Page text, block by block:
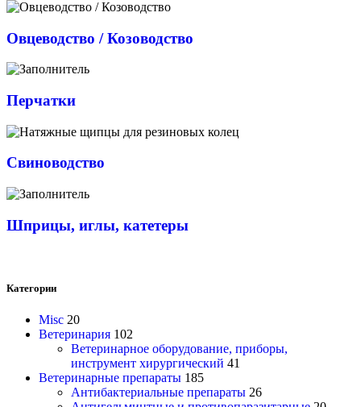
Овцеводство / Козоводство
Перчатки
Свиноводство
Шприцы, иглы, катетеры
Категории
Misc 20
Ветеринария 102
Ветеринарное оборудование, приборы,
инструмент хирургический 41
Ветеринарные препараты 185
Антибактериальные препараты 26